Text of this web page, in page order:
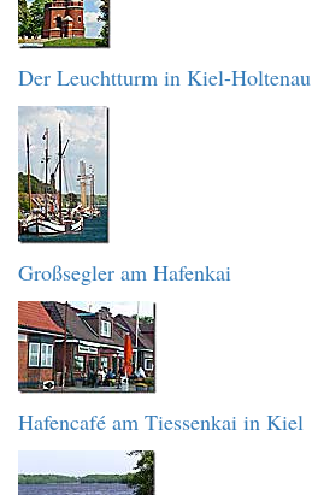
Der Leuchtturm in Kiel-Holtenau
Großsegler am Hafenkai
Hafencafé am Tiessenkai in Kiel